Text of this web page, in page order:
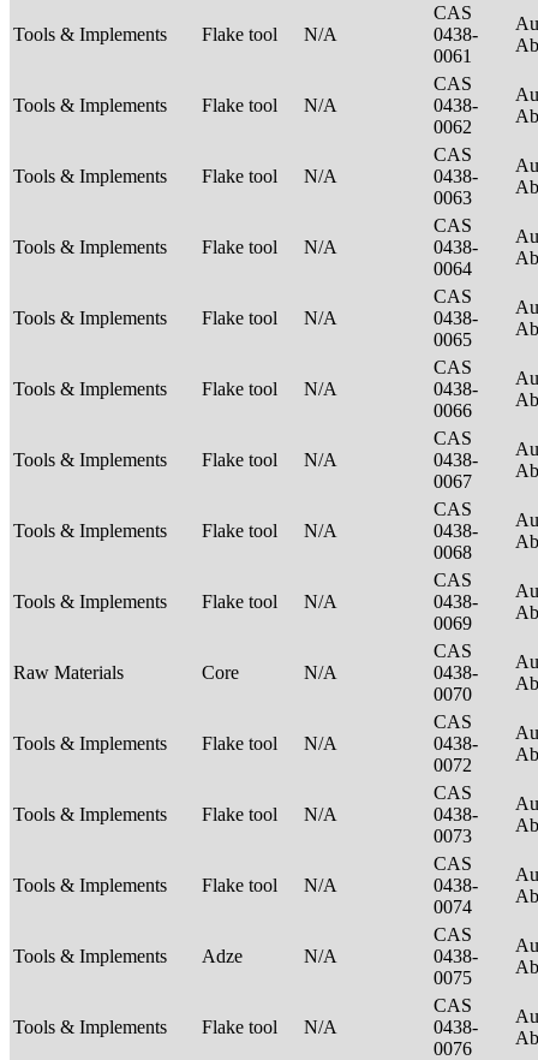
Tools & Implements Flake tool N/A
CAS
0438-
0061
Tools & Implements Flake tool N/A
CAS
0438-
0062
Tools & Implements Flake tool N/A
CAS
0438-
0063
Tools & Implements Flake tool N/A
CAS
0438-
0064
Tools & Implements Flake tool N/A
CAS
0438-
0065
Tools & Implements Flake tool N/A
CAS
0438-
0066
Tools & Implements Flake tool N/A
CAS
0438-
0067
Tools & Implements Flake tool N/A
CAS
0438-
0068
Tools & Implements Flake tool N/A
CAS
0438-
0069
Raw Materials Core N/A
CAS
0438-
0070
Tools & Implements Flake tool N/A
CAS
0438-
0072
Tools & Implements Flake tool N/A
CAS
0438-
0073
Tools & Implements Flake tool N/A
CAS
0438-
0074
Tools & Implements Adze N/A
CAS
0438-
0075
Tools & Implements Flake tool N/A
CAS
0438-
0076